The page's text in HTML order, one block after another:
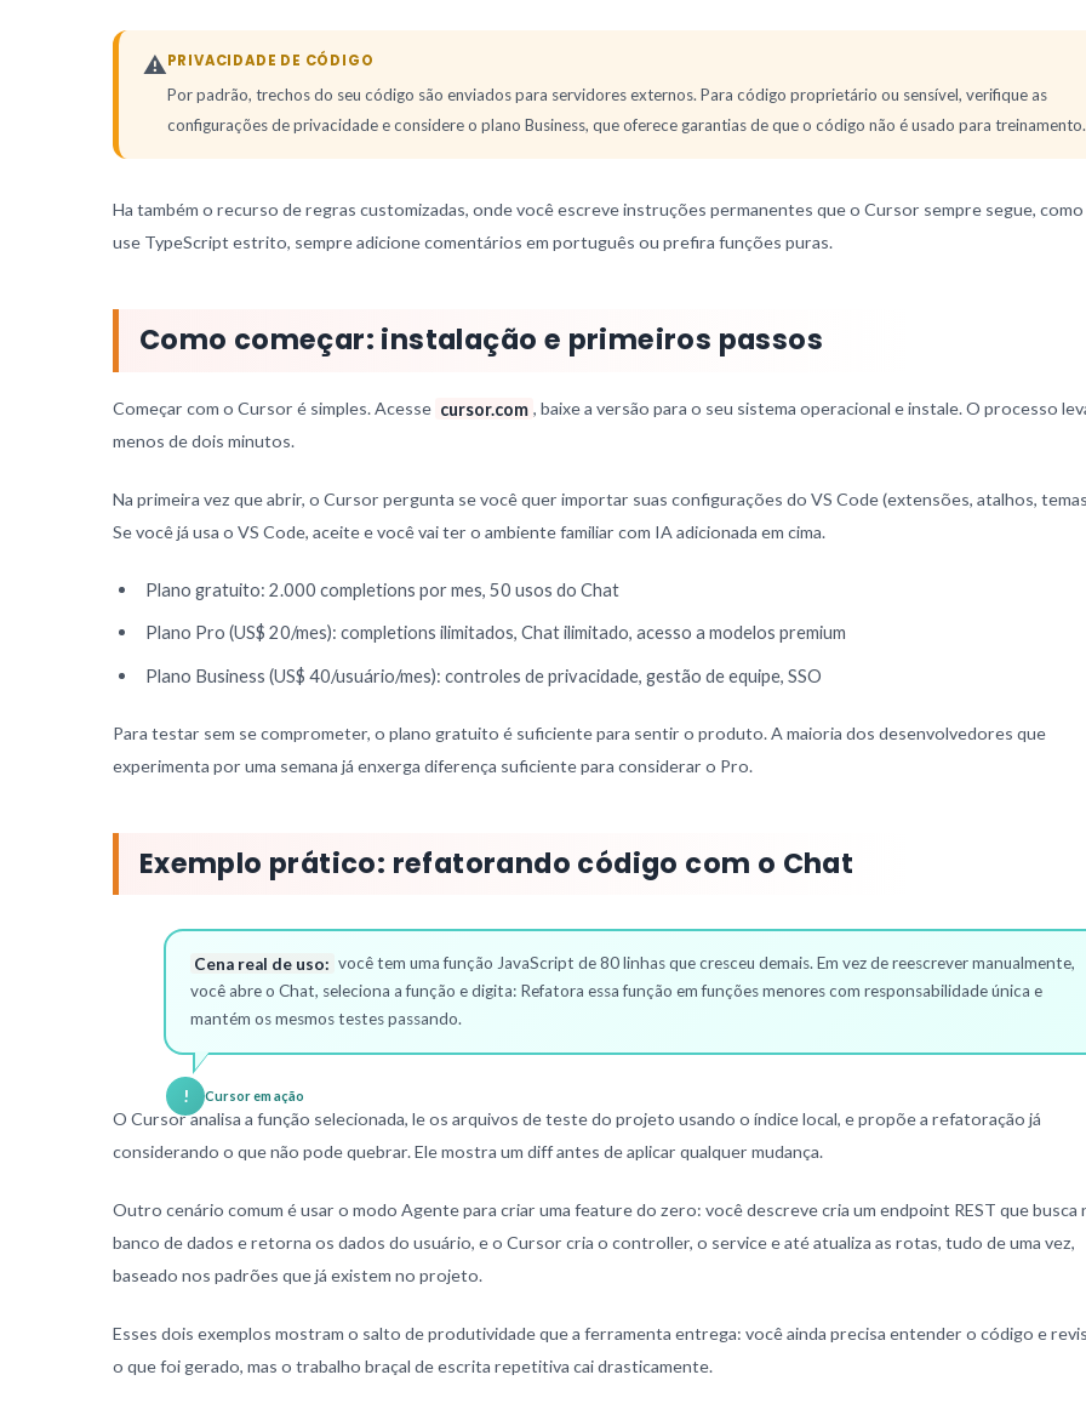
⚠️PRIVACIDADE DE CÓDIGO
Por padrão, trechos do seu código são enviados para servidores externos. Para código proprietário ou sensível, verifique as
configurações de privacidade e considere o plano Business, que oferece garantias de que o código não é usado para treinamento.
Ha também o recurso de regras customizadas, onde você escreve instruções permanentes que o Cursor sempre segue, como
use TypeScript estrito, sempre adicione comentários em português ou prefira funções puras.
Como começar: instalação e primeiros passos
Começar com o Cursor é simples. Acesse cursor.com , baixe a versão para o seu sistema operacional e instale. O processo
menos de dois minutos.
Na primeira vez que abrir, o Cursor pergunta se você quer importar suas configurações do VS Code (extensões, atalhos,
Se você já usa o VS Code, aceite e você vai ter o ambiente familiar com IA adicionada em cima.
Plano gratuito: 2.000 completions por mes, 50 usos do Chat
Plano Pro (US$ 20/mes): completions ilimitados, Chat ilimitado, acesso a modelos premium
Plano Business (US$ 40/usuário/mes): controles de privacidade, gestão de equipe, SSO
Para testar sem se comprometer, o plano gratuito é suficiente para sentir o produto. A maioria dos desenvolvedores que
experimenta por uma semana já enxerga diferença suficiente para considerar o Pro.
Exemplo prático: refatorando código com o Chat
Cena real de uso: você tem uma função JavaScript de 80 linhas que cresceu demais. Em vez de reescrever manualmente,
você abre o Chat, seleciona a função e digita: Refatora essa função em funções menores com responsabilidade única e
mantém os mesmos testes passando.
! Cursor em ação
O Cursor analisa a função selecionada, le os arquivos de teste do projeto usando o índice local, e propõe a refatoração já
considerando o que não pode quebrar. Ele mostra um diff antes de aplicar qualquer mudança.
Outro cenário comum é usar o modo Agente para criar uma feature do zero: você descreve cria um endpoint REST que busca
banco de dados e retorna os dados do usuário, e o Cursor cria o controller, o service e até atualiza as rotas, tudo de uma vez,
baseado nos padrões que já existem no projeto.
Esses dois exemplos mostram o salto de produtividade que a ferramenta entrega: você ainda precisa entender o código e
o que foi gerado, mas o trabalho braçal de escrita repetitiva cai drasticamente.